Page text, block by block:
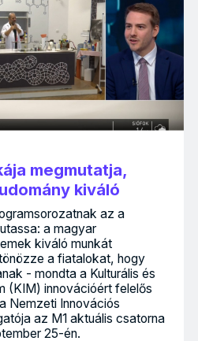
megmutatja,
kiváló
az a
a magyar
kiváló munkát
a fiatalokat, hogy
- mondta a Kulturális és
(KIM) innovációért felelős
Nemzeti Innovációs
az M1 aktuális csatorna
25-én.